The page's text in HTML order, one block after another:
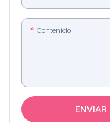
Contenido